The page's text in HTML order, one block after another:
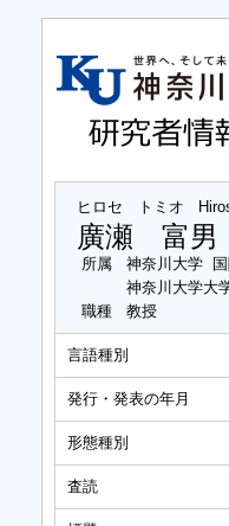
ヒロセ トミオ
廣瀬 富男
所属
神奈川大学
神奈川大学大
職種
教授
言語種別
発行・発表の年月
形態種別
査読